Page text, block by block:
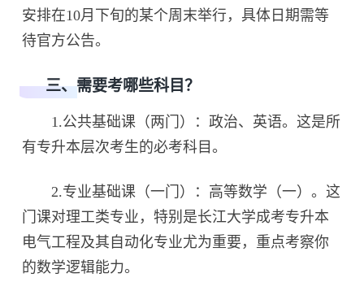
安排在10月下旬的某个周末举行，具体日期需等
待官方公告。
三、需要考哪些科目？
1.公共基础课（两门）：政治、英语。这是所
有专升本层次考生的必考科目。
2.专业基础课（一门）：高等数学（一）。这
门课对理工类专业，特别是长江大学成考专升本
电气工程及其自动化专业尤为重要，重点考察你
的数学逻辑能力。